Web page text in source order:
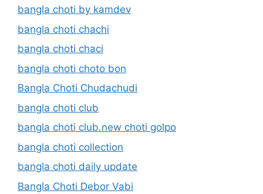
bangla choti by kamdev
bangla choti chachi
bangla choti chaci
bangla choti choto bon
Bangla Choti Chudachudi
bangla choti club
bangla choti club.new choti golpo
bangla choti collection
bangla choti daily update
Bangla Choti Debor Vabi